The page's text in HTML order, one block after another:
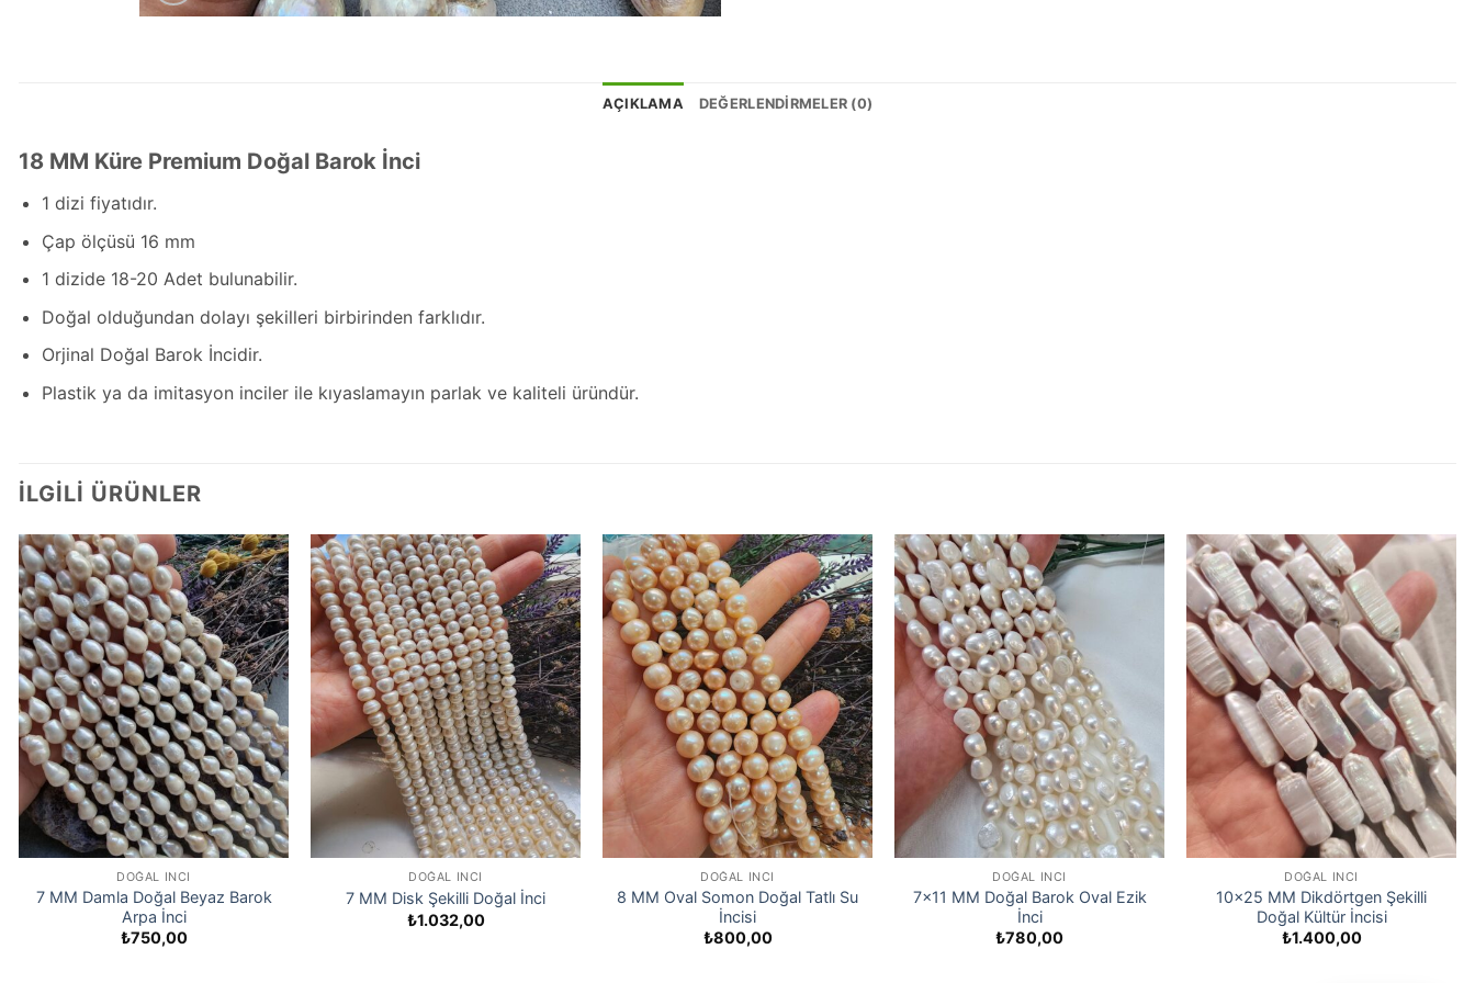
AÇIKLAMA DEĞERLENDIRMELER (0)
18 MM Küre Premium Doğal Barok İnci
1 dizi fiyatıdır.
Çap ölçüsü 16 mm
1 dizide 18-20 Adet bulunabilir.
Doğal olduğundan dolayı şekilleri birbirinden farklıdır.
Orjinal Doğal Barok İncidir.
Plastik ya da imitasyon inciler ile kıyaslamayın parlak ve kaliteli üründür.
İLGILI ÜRÜNLER
DOĞAL İNCI
7 MM Damla Doğal Beyaz Barok
Arpa İnci
₺750,00
DOĞAL İNCI
7 MM Disk Şekilli Doğal İnci
₺1.032,00
DOĞAL İNCI
8 MM Oval Somon Doğal Tatlı Su
İncisi
₺800,00
DOĞAL İNCI
7×11 MM Doğal Barok Oval Ezik
İnci
₺780,00
DOĞAL İNCI
10×25 MM Dikdörtgen Şekilli
Doğal Kültür İncisi
₺1.400,00